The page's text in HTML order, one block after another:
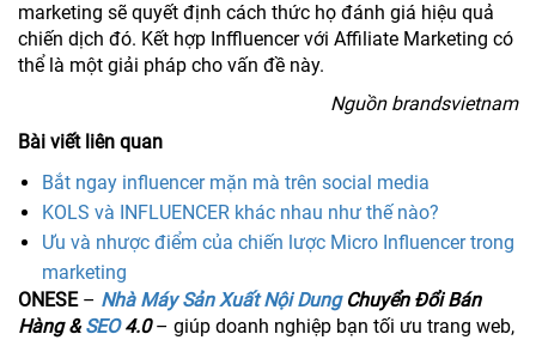
marketing sẽ quyết định cách thức họ đánh giá hiệu quả
chiến dịch đó. Kết hợp Inffluencer với Affiliate Marketing có
thể là một giải pháp cho vấn đề này.
Nguồn brandsvietnam
Bài viết liên quan
Bắt ngay influencer mặn mà trên social media
KOLS và INFLUENCER khác nhau như thế nào?
Ưu và nhược điểm của chiến lược Micro Influencer trong
marketing
ONESE– Nhà Máy Sản Xuất Nội DungChuyển Đổi Bán
Hàng &SEO4.0– giúp doanh nghiệp bạn tối ưu trang web,